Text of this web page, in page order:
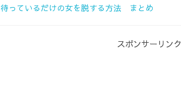
待っているだけの女を脱する方法 まとめ
スポンサーリンク